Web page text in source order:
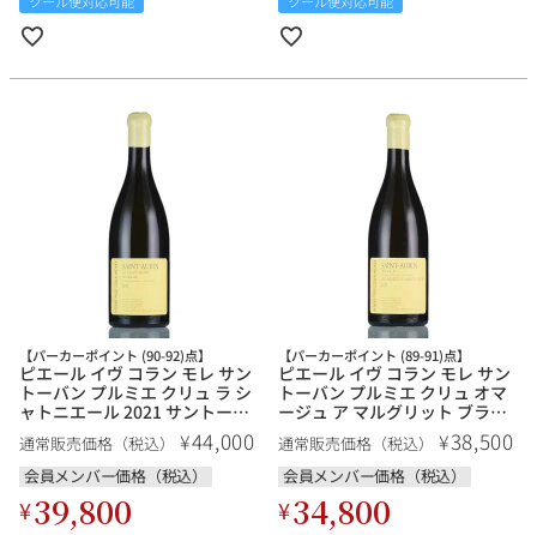
【パーカーポイント (90-92)点】
ピエール イヴ コラン モレ サン
トーバン プルミエ クリュ ラ シ
ャトニエール 2021 サントーバ
ン Pierre Yves Colin Morey
Saint Aubin 1er Cru La
Chateniere フランス ブルゴー
ニュ 白ワイン
通常販売価格（税込） ¥44,000
会員メンバー価格（税込）
¥39,800
【パーカーポイント (89-91)点】
ピエール イヴ コラン モレ サン
トーバン プルミエ クリュ オマ
ージュ ア マルグリット ブラン
2021 サントーバン Pierre Yves
Colin Morey Saint Aubin 1er
Cru Hommage A Marguerite
Blanc フランス ブルゴーニュ 白
ワイン
通常販売価格（税込） ¥38,500
会員メンバー価格（税込）
¥34,800